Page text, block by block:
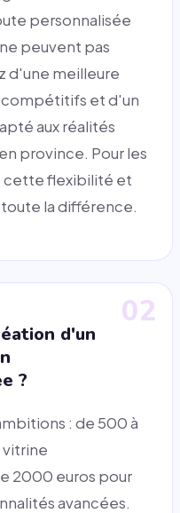
personnalisée
peuvent pas
d'une meilleure
et d'un
aux réalités
province. Pour les
cette flexibilité et
la différence.
02
d'un
?
: de 500 à
vitrine
2000 euros pour
avancées.